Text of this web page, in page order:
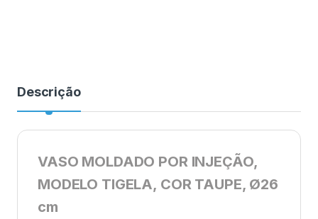
Descrição
VASO MOLDADO POR INJEÇÃO,
MODELO TIGELA, COR TAUPE, Ø26
cm